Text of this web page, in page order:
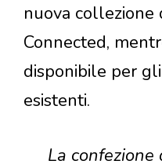
nuova collezione
Connected,
disponibile per
esistenti.
La